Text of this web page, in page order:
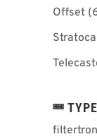
Offset
filtertron